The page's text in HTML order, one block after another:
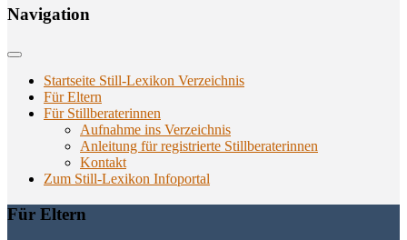
Navi­ga­ti­on
Startseite Still-Lexikon Verzeichnis
Für Eltern
Für Stillberaterinnen
Aufnahme ins Verzeichnis
Anlei­tung für regis­trier­te Stillberaterinnen
Kon­takt
Zum Still-Lexikon Infoportal
Für Eltern